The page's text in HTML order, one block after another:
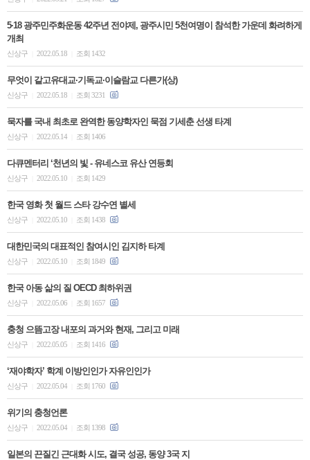
5·18 광주민주화운동 42주년 전야제, 광주시민 5천여명이 참석한 가운데 화려하게
개최
신상구 2022.05.18 조회 1432
무엇이 같고유대교·기독교·이슬람교 다른가(상)
신상구 2022.05.18 조회 3231
묵자를 국내 최초로 완역한 동양학자인 묵점 기세춘 선생 타계
신상구 2022.05.14 조회 1406
다큐멘터리 ‘천년의 빛 - 유네스코 유산 연등회
신상구 2022.05.10 조회 1429
한국 영화 첫 월드 스타 강수연 별세
신상구 2022.05.10 조회 1438
대한민국의 대표적인 참여시인 김지하 타계
신상구 2022.05.10 조회 1849
한국 아동 삶의 질 OECD 최하위권
신상구 2022.05.06 조회 1657
충청 으뜸고장 내포의 과거와 현재, 그리고 미래
신상구 2022.05.05 조회 1416
‘재야학자’ 학계 이방인인가 자유인인가
신상구 2022.05.04 조회 1760
위기의 충청언론
신상구 2022.05.04 조회 1398
일본의 끈질긴 근대화 시도, 결국 성공, 동양 3국 지